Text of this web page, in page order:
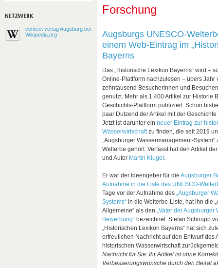
context verlag Augsburg bei
Wikipedia.org
Forschung
Augsburgs UNESCO-
einem Web-Eintrag im
Bayerns
Das „Historische Lexikon Bayerns“ wird –
Online-Plattform nachzulesen – übers Jahr
zehntausend Besucherinnen und
genutzt. Mehr als 1.400 Artikel zur Historie
Geschichts-Plattform publiziert. Schon
paar Dutzend der Artikel mit der
Jetzt ist darunter ein neuer Eintrag zur
Wasserwirtschaftzu finden, die seit 2019
„Augsburger Wassermanagement-System“
Welterbe gehört. Verfasst hat den Artikel
und Autor Martin Kluger.
Er war der Ideengeber für die Augsburger
Aufnahme in die Liste des UNESCO-
Tage vor der Aufnahme des „Augsburger
Systems“ in die Welterbe-Liste, hat ihn die
Allgemeine“ als den „Vater der Augsburger
Bewerbung“ bezeichnet. Stefan Schnupp
„Historischen Lexikon Bayerns“ hat sich
erfreulichen Nachricht auf den Entwurf des
historischen Wasserwirtschaft
Nachricht für Sie: Ihr Artikel ist ohne
Verbesserungswünsche durch den Beirat